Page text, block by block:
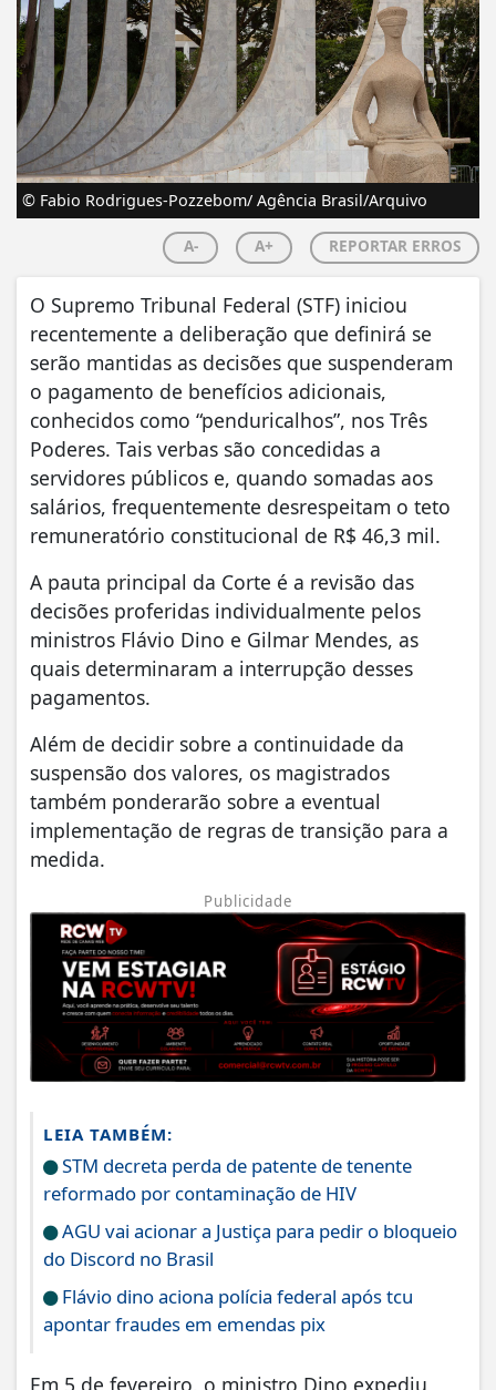
© Fabio Rodrigues-Pozzebom/ Agência Brasil/Arquivo
A- A+ REPORTAR ERROS
O Supremo Tribunal Federal (STF) iniciou
recentemente a deliberação que definirá se
serão mantidas as decisões que suspenderam
o pagamento de benefícios adicionais,
conhecidos como “penduricalhos”, nos Três
Poderes. Tais verbas são concedidas a
servidores públicos e, quando somadas aos
salários, frequentemente desrespeitam o teto
remuneratório constitucional de R$ 46,3 mil.
A pauta principal da Corte é a revisão das
decisões proferidas individualmente pelos
ministros Flávio Dino e Gilmar Mendes, as
quais determinaram a interrupção desses
pagamentos.
Além de decidir sobre a continuidade da
suspensão dos valores, os magistrados
também ponderarão sobre a eventual
implementação de regras de transição para a
medida.
Publicidade
LEIA TAMBÉM:
STM decreta perda de patente de tenente
reformado por contaminação de HIV
AGU vai acionar a Justiça para pedir o bloqueio
do Discord no Brasil
Flávio dino aciona polícia federal após tcu
apontar fraudes em emendas pix
Em 5 de fevereiro, o ministro Dino expediu